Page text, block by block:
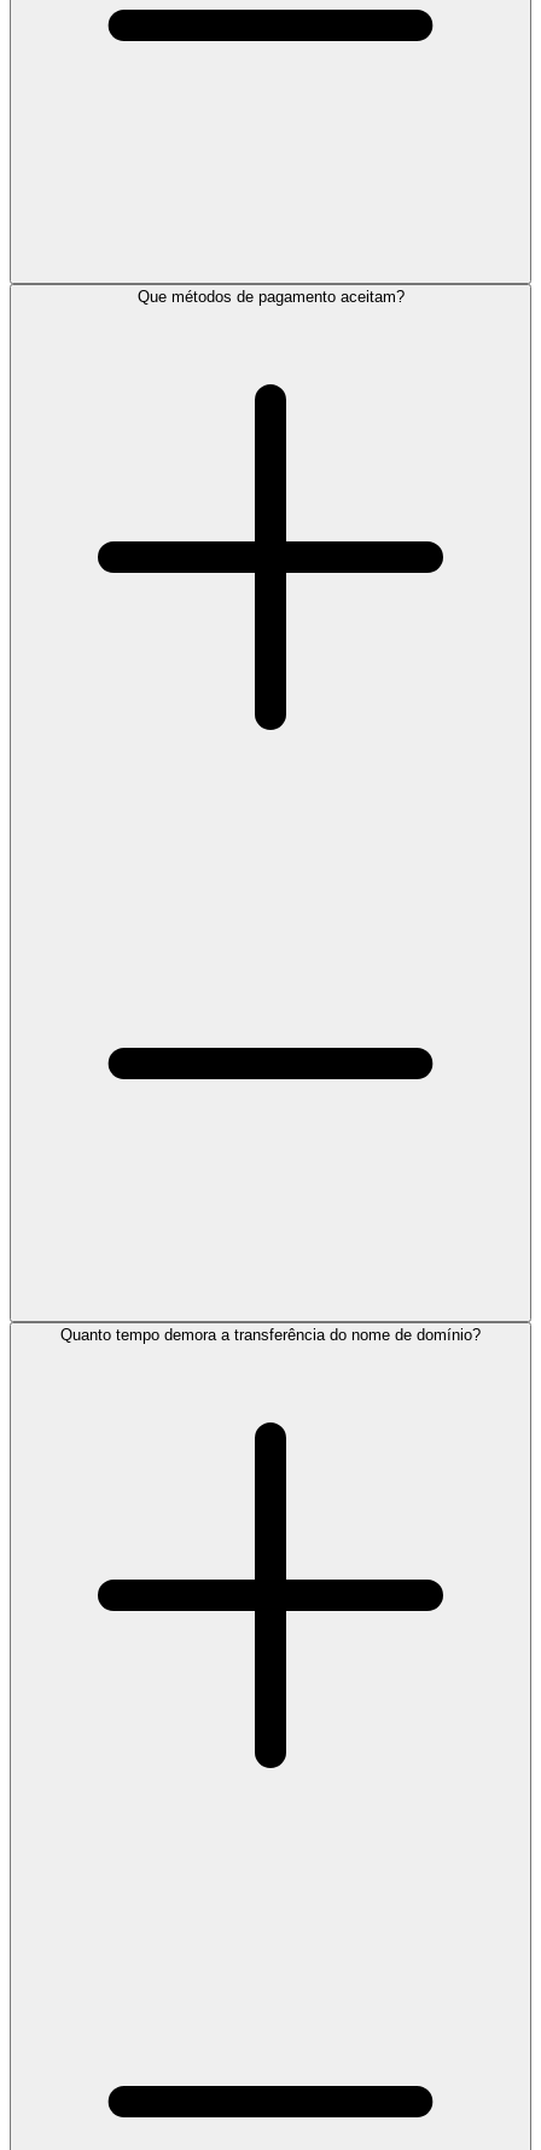
Que métodos de pagamento aceitam?
Quanto tempo demora a transferência do nome de domínio?